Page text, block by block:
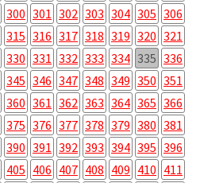
300 301 302 303 304 305 306
315 316 317 318 319 320 321
330 331 332 333 334 335 336
345 346 347 348 349 350 351
360 361 362 363 364 365 366
375 376 377 378 379 380 381
390 391 392 393 394 395 396
405 406 407 408 409 410 411